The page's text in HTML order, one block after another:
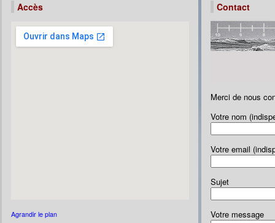
Accès
Agrandir le plan
Contact
Merci de nous
Votre nom
Votre email
Sujet
Votre message